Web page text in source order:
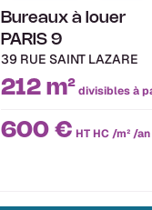
Bureaux à louer
PARIS 9
39 RUE SAINT LAZARE
212 m²divisibles à
600 € HT HC /m² /an